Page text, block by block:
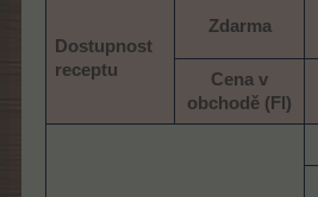
Dostupnost
receptu
Zdarma
Cena v
obchodě (Fl)